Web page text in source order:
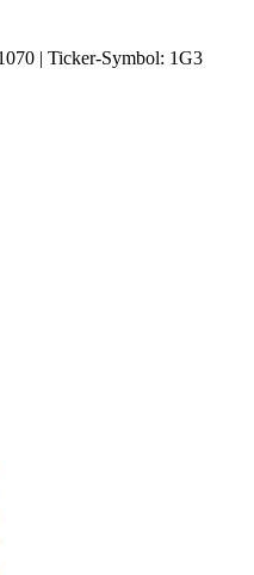
| Ticker-Symbol: 1G3